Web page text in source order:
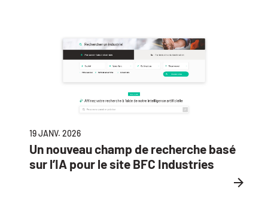
19 JANV. 2026
Un nouveau champ de recherche basé
sur l’IA pour le site BFC Industries